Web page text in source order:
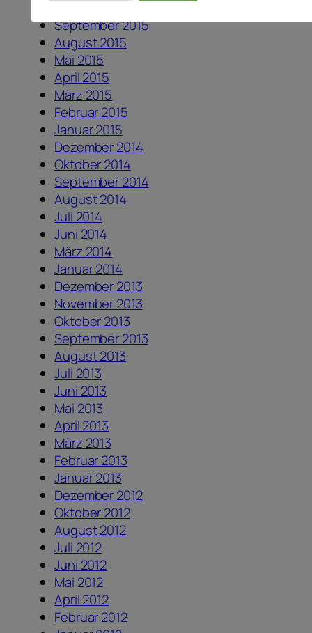
September 2015
August 2015
Mai 2015
April 2015
März 2015
Februar 2015
Januar 2015
Dezember 2014
Oktober 2014
September 2014
August 2014
Juli 2014
Juni 2014
März 2014
Januar 2014
Dezember 2013
November 2013
Oktober 2013
September 2013
August 2013
Juli 2013
Juni 2013
Mai 2013
April 2013
März 2013
Februar 2013
Januar 2013
Dezember 2012
Oktober 2012
August 2012
Juli 2012
Juni 2012
Mai 2012
April 2012
Februar 2012